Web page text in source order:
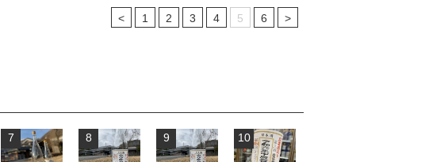
< 1 2 3 4 5 6 >
7 8 9 10